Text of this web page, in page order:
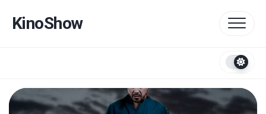
содержанию
KinoShow